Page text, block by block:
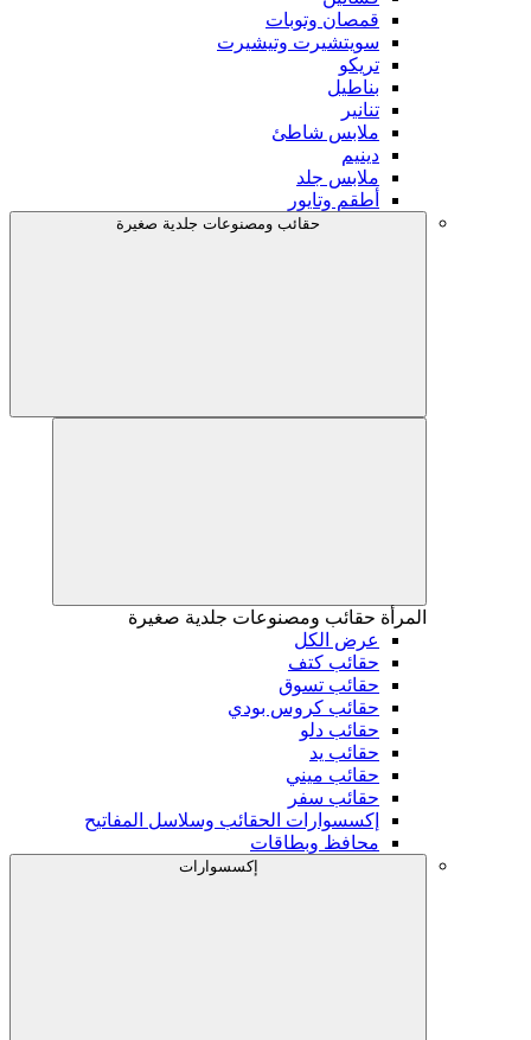
قمصان وتوبات
سويتشيرت وتيشيرت
تريكو
بناطيل
تنانير
ملابس شاطئ
دينيم
ملابس جلد
أطقم وتايور
حقائب ومصنوعات جلدية صغيرة
المرأة حقائب ومصنوعات جلدية صغيرة
عرض الكل
حقائب كتف
حقائب تسوق
حقائب كروس بودي
حقائب دلو
حقائب يد
حقائب ميني
حقائب سفر
إكسسوارات الحقائب وسلاسل المفاتيح
محافظ وبطاقات
إكسسوارات